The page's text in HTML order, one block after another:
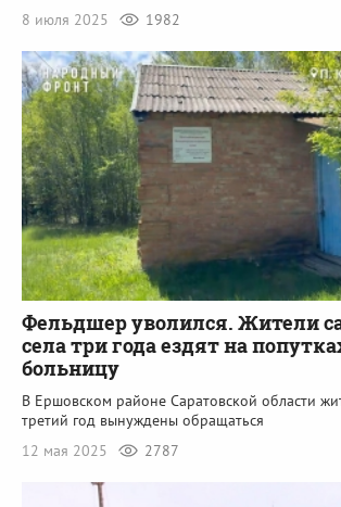
8 июля 2025
1982
Фельдшер уволился. Жители
села три года ездят на
больницу
В Ершовском районе Саратовской области
третий год вынуждены обращаться
12 мая 2025
2787